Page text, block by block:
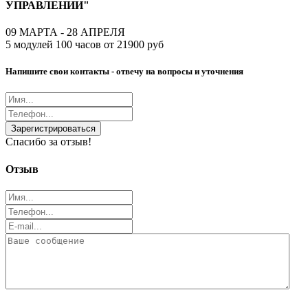
УПРАВЛЕНИИ"
09 МАРТА - 28 АПРЕЛЯ
5 модулей 100 часов от 21900 руб
Напишите свои контакты - отвечу на вопросы и уточнения
Зарегистрироваться
Спасибо за отзыв!
Отзыв